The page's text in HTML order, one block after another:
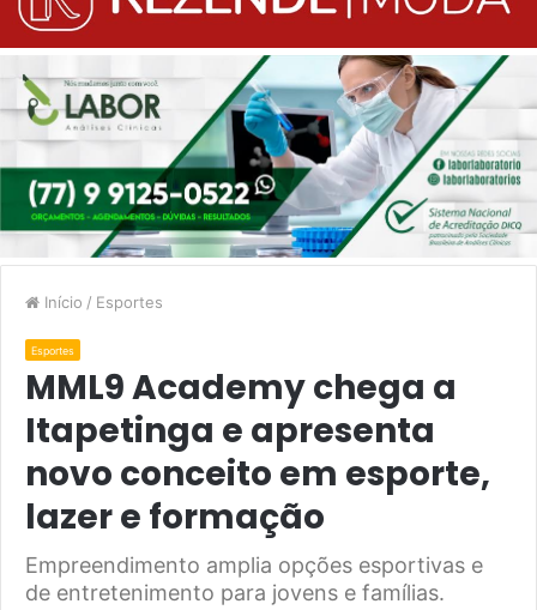
Início / Esportes
Esportes
MML9 Academy chega a
Itapetinga e apresenta
novo conceito em esporte,
lazer e formação
Empreendimento amplia opções esportivas e
de entretenimento para jovens e famílias.